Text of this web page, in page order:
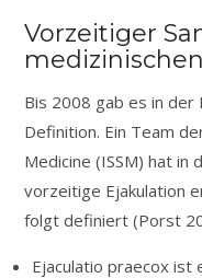
Vorzeitiger
Bis 2008 gab es in der
Definition. Ein Team
Medicine (ISSM) hat in
vorzeitige Ejakulation
folgt definiert (Porst
Ejaculatio praecox ist